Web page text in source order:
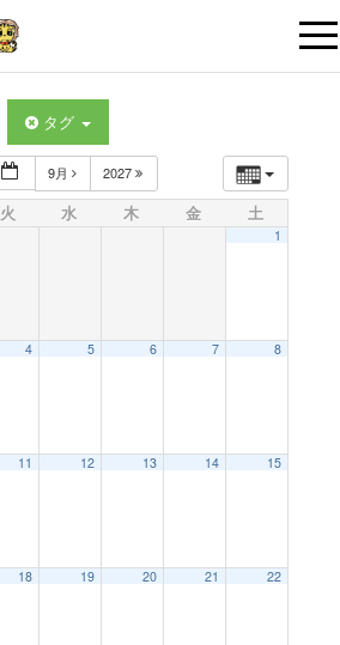
t
タグ
9月 2027
火 水 木 金 土
1
4 5 6 7 8
11 12 13 14 15
18 19 20 21 22